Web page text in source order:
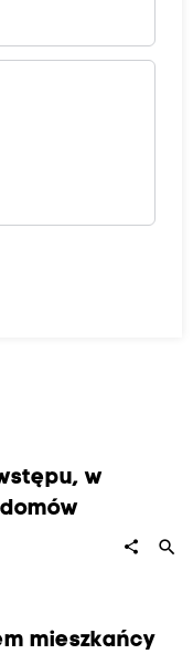
w
share search
mieszkańcy